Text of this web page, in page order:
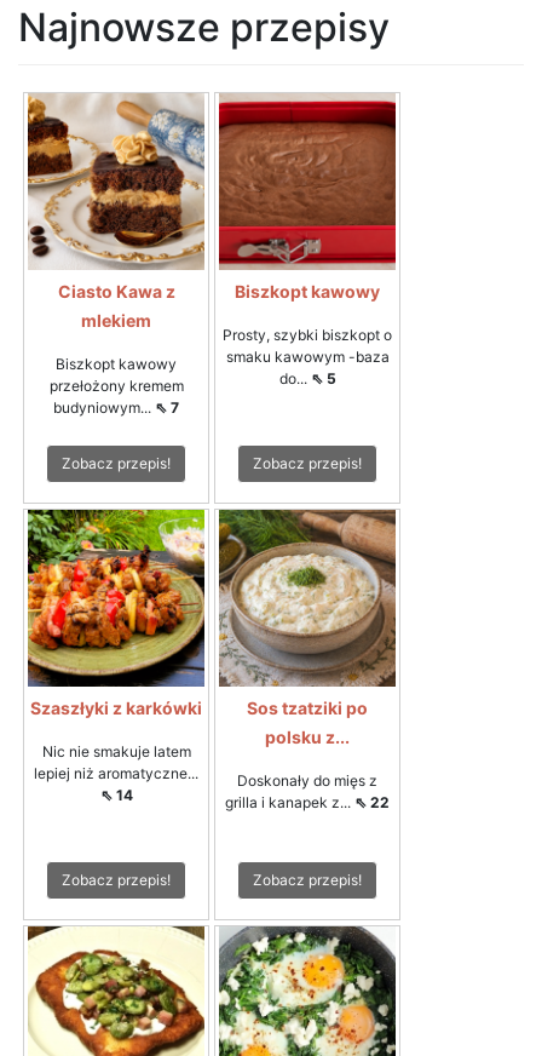
Najnowsze przepisy
Ciasto Kawa z
mlekiem
Biszkopt kawowy
przełożony kremem
budyniowym... ⇖ 7
Zobacz przepis!
Biszkopt kawowy
Prosty, szybki biszkopt o
smaku kawowym -baza
do... ⇖ 5
Zobacz przepis!
Szaszłyki z karkówki
Nic nie smakuje latem
lepiej niż aromatyczne...
⇖ 14
Zobacz przepis!
Sos tzatziki po
polsku z...
Doskonały do mięs z
grilla i kanapek z... ⇖ 22
Zobacz przepis!